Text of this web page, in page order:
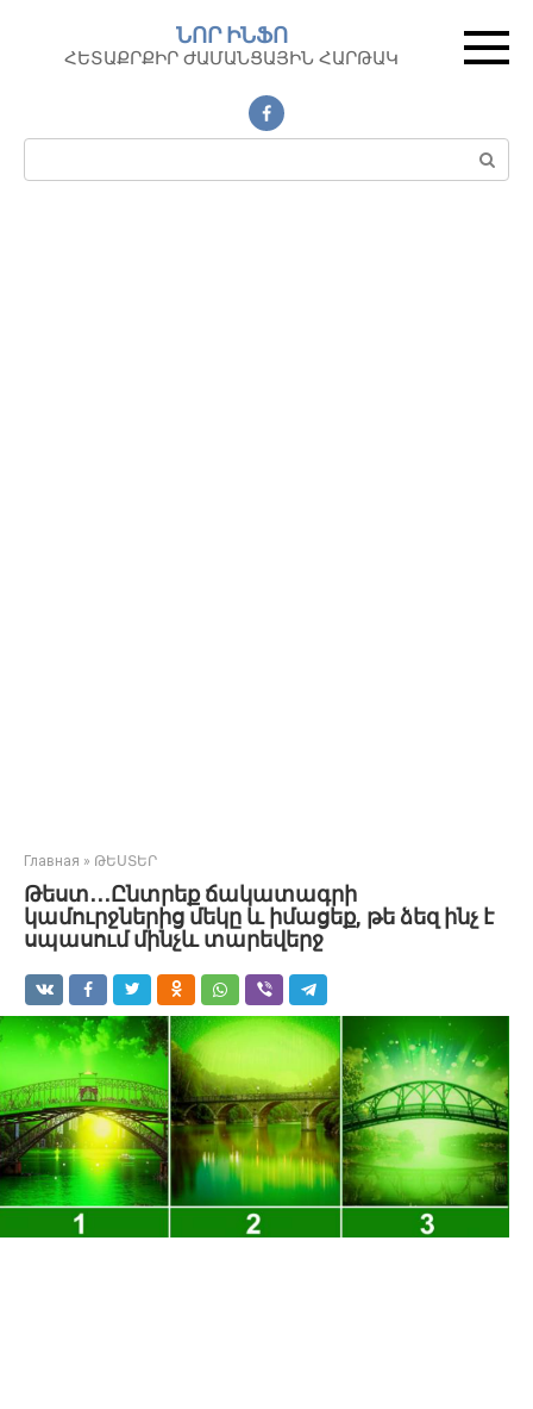
контенту
ՆՈՐ ԻՆՖՈ
ՀԵՏԱՔՐՔԻՐ ԺԱՄԱՆՑԱՅԻՆ ՀԱՐԹԱԿ
Поиск:
Главная » ԹԵՍՏԵՐ
Թեստ․․․Ընտրեք ճակատագրի
կամուրջներից մեկը և իմացեք, թե ձեզ ինչ է
սպասում մինչև տարեվերջ